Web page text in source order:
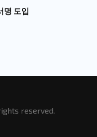
명 도입
reserved.